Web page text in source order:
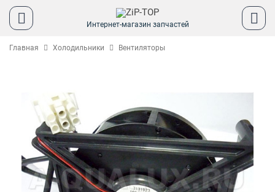
Интернет-магазин запчастей
Главная Холодильники Вентиляторы